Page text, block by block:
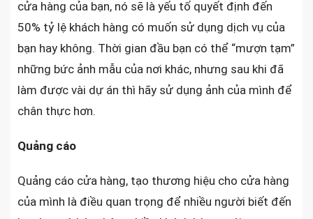
cửa hàng của bạn, nó sẽ là yếu tố quyết định đến
50% tỷ lệ khách hàng có muốn sử dụng dịch vụ của
bạn hay không. Thời gian đầu bạn có thể “mượn tạm”
những bức ảnh mẫu của nơi khác, nhưng sau khi đã
làm được vài dự án thì hãy sử dụng ảnh của mình để
chân thực hơn.
Quảng cáo
Quảng cáo cửa hàng, tạo thương hiệu cho cửa hàng
của mình là điều quan trọng để nhiều người biết đến